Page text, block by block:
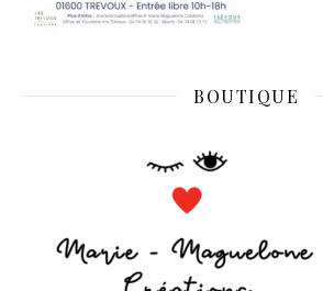
BOUTIQUE